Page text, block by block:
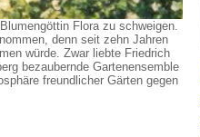
Flora zu schweigen.
denn seit zehn Jahren
würde. Zwar liebte Friedrich
bezaubernde Gartenensemble
freundlicher Gärten gegen